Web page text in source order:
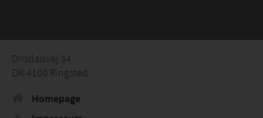
Drisdalsvej 34
DK 4100 Ringsted
Homepage